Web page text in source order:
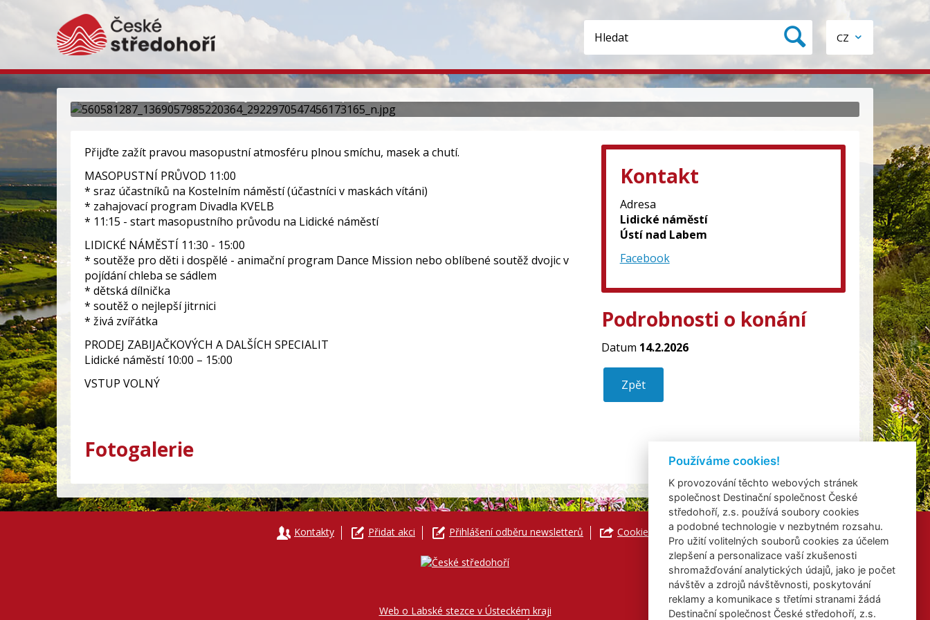
CZ
Ústecký masopust
Přijďte zažít pravou masopustní atmosféru plnou smíchu, masek a chutí.
MASOPUSTNÍ PRŮVOD 11:00
* sraz účastníků na Kostelním náměstí (účastníci v maskách vítáni)
* zahajovací program Divadla KVELB
* 11:15 - start masopustního průvodu na Lidické náměstí
LIDICKÉ NÁMĚSTÍ 11:30 - 15:00
* soutěže pro děti i dospělé - animační program Dance Mission nebo oblíbené soutěž dvojic v
pojídání chleba se sádlem
* dětská dílnička
* soutěž o nejlepší jitrnici
* živá zvířátka
PRODEJ ZABIJAČKOVÝCH A DALŠÍCH SPECIALIT
Lidické náměstí 10:00 – 15:00
VSTUP VOLNÝ
Kontakt
Adresa
Lidické náměstí
Ústí nad Labem
Facebook
Podrobnosti o konání
Datum 14.2.2026
Zpět
Fotogalerie
Kontakty Přidat akci Přihlášení odběru newsletterů Cookies
Web o Labské stezce v Ústeckém kraji
Používáme cookies!
K provozování těchto webových stránek
společnost Destinační společnost České
středohoří, z.s. používá soubory cookies
a podobné technologie v nezbytném rozsahu.
Pro užití volitelných souborů cookies za účelem
zlepšení a personalizace vaší zkušenosti
shromažďování analytických údajů, jako je počet
návštěv a zdrojů návštěvnosti, poskytování
reklamy a komunikace s třetími stranami žádá
Destinační společnost České středohoří, z.s.